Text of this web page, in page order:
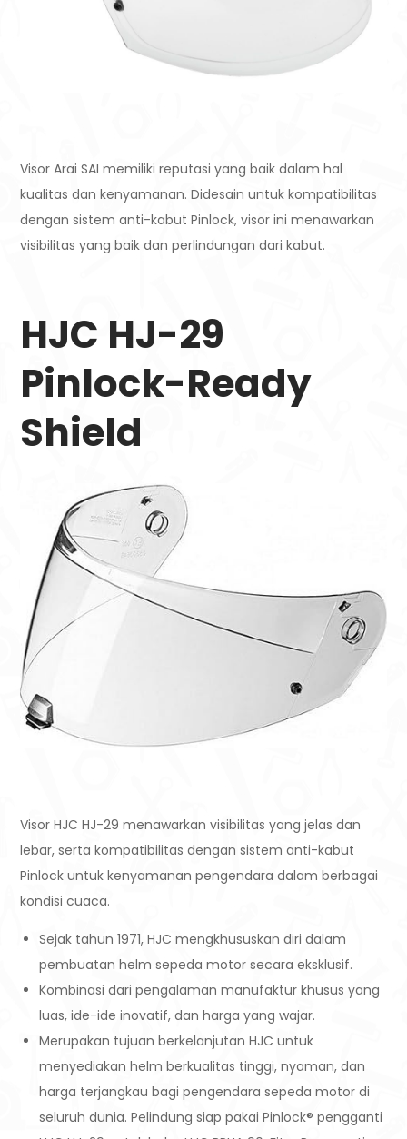
Visor Arai SAI memiliki reputasi yang baik dalam hal
kualitas dan kenyamanan. Didesain untuk kompatibilitas
dengan sistem anti-kabut Pinlock, visor ini menawarkan
visibilitas yang baik dan perlindungan dari kabut.
HJC HJ-29
Pinlock-Ready
Shield
Visor HJC HJ-29 menawarkan visibilitas yang jelas dan
lebar, serta kompatibilitas dengan sistem anti-kabut
Pinlock untuk kenyamanan pengendara dalam berbagai
kondisi cuaca.
Sejak tahun 1971, HJC mengkhususkan diri dalam
pembuatan helm sepeda motor secara eksklusif.
Kombinasi dari pengalaman manufaktur khusus yang
luas, ide-ide inovatif, dan harga yang wajar.
Merupakan tujuan berkelanjutan HJC untuk
menyediakan helm berkualitas tinggi, nyaman, dan
harga terjangkau bagi pengendara sepeda motor di
seluruh dunia. Pelindung siap pakai Pinlock® pengganti